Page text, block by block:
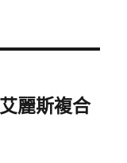
麗斯複合